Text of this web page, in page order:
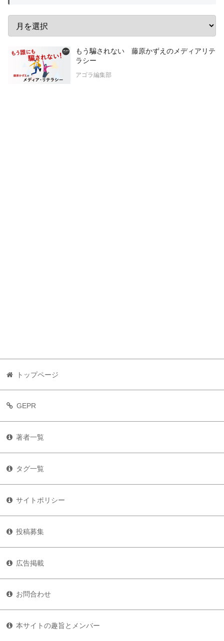
もう騙されない 藤原かずえのメディアリテ
ラシー
アゴラ編集部
トップページ
GEPR
著者一覧
タグ一覧
サイトポリシー
投稿募集
広告掲載
お問合わせ
本サイトの趣旨とメンバー